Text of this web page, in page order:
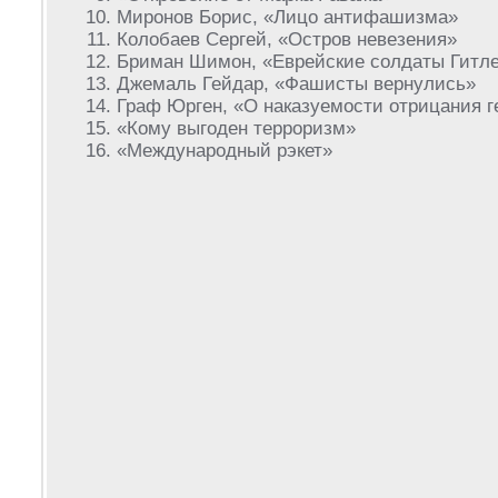
Миронов Борис, «Лицо антифашизма»
Колобаев Сергей, «Остров невезения»
Бриман Шимон, «Еврейские солдаты
Джемаль Гейдар, «Фашисты вернулись»
Граф Юрген, «О наказуемости отрицания
«Кому выгоден терроризм»
«Международный рэкет»